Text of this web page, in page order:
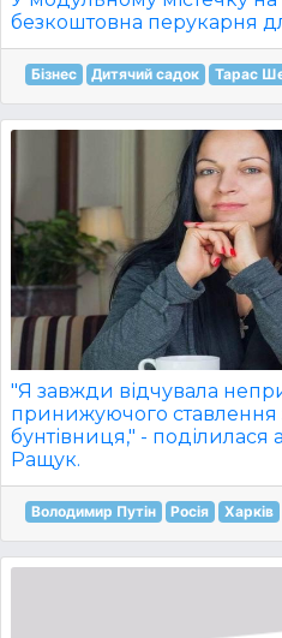
безкоштовна перукарня
Бізнес Дитячий садок Тарас
"Я завжди відчувала
принижуючого ставлення
бунтівниця," - поділилася
Ращук.
Володимир Путін Росія Харків